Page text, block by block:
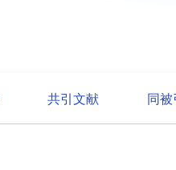
共引文献 同